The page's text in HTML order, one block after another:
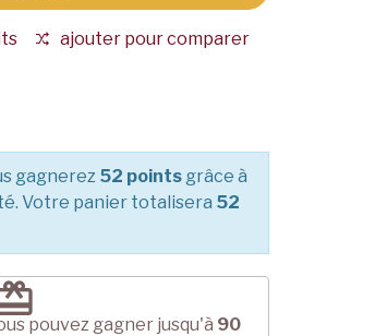
ajouter pour comparer
gagnerez 52 pointsgrâce à
Votre panier totalisera 52
pouvez gagner jusqu'à 90